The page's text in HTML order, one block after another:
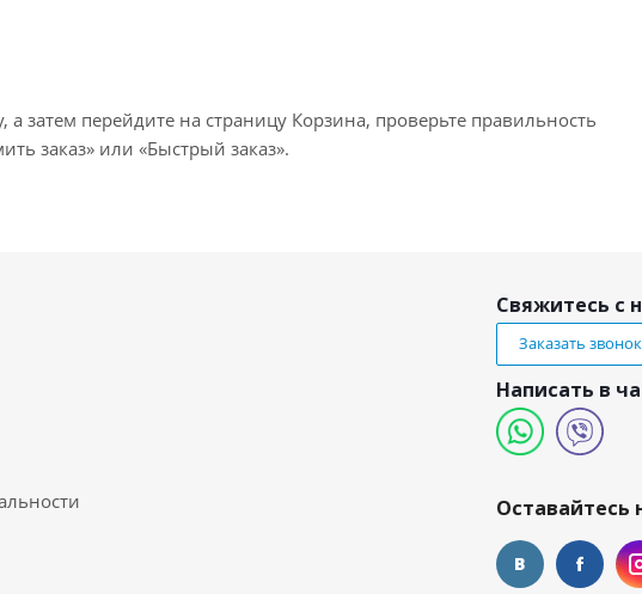
затем перейдите на страницу Корзина, проверьте правильность
заказ» или «Быстрый заказ».
Свяжитесь с
Заказать звонок
Написать в
Оставайтесь